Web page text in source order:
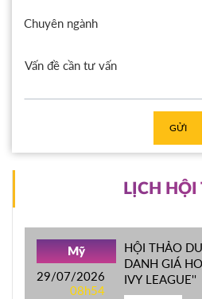
Chuyên ngành
GỬI
LỊCH
Mỹ
29/07/2026
08h54
HỘI THẢO
DANH GIÁ
IVY LEAGUE''